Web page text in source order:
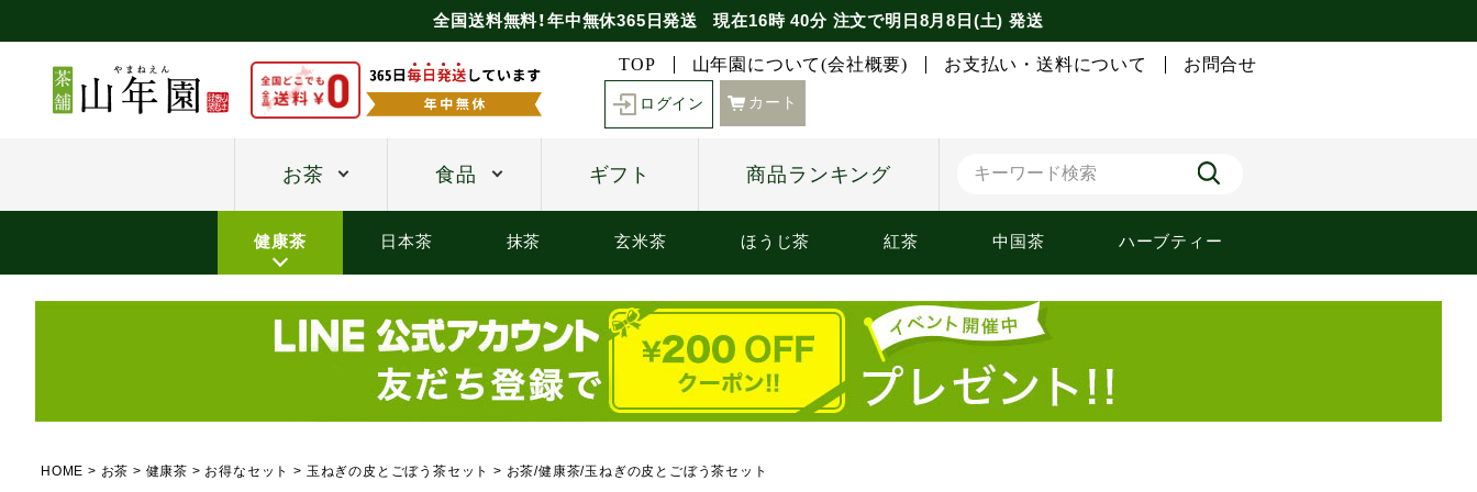
全国送料無料！年中無休365日発送 現在16時 40分注文で明日8月8日(土) 発送
TOP 山年園について(会社概要) お支払い・送料について お問合せ
ログイン カート
お茶 食品 ギフト 商品ランキング
健康茶 日本茶 抹茶 玄米茶 ほうじ茶 紅茶 中国茶 ハーブティー
HOME お茶 健康茶 お得なセット 玉ねぎの皮とごぼう茶セット お茶/健康茶/玉ねぎの皮とごぼう茶セット